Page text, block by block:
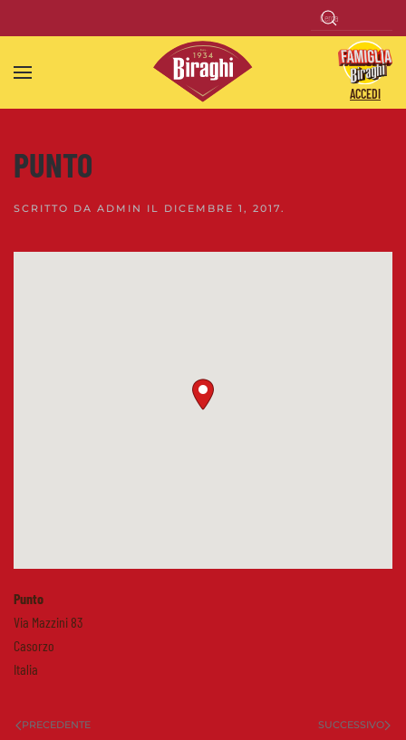
Skip to main content
ACCEDI
PUNTO
SCRITTO DA ADMIN IL DICEMBRE 1, 2017.
Punto
Via Mazzini 83
Casorzo
Italia
PRECEDENTE SUCCESSIVO